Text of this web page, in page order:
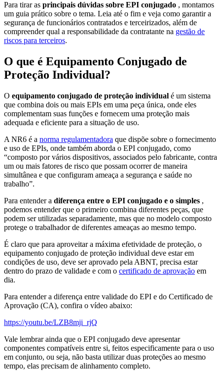
Para tirar as principais dúvidas sobre EPI conjugado , montamos
um guia prático sobre o tema. Leia até o fim e veja como garantir a
segurança de funcionários contratados e terceirizados, além de
compreender qual a responsabilidade da contratante na gestão de
riscos para terceiros.
O que é Equipamento Conjugado de
Proteção Individual?
O equipamento conjugado de proteção individual é um sistema
que combina dois ou mais EPIs em uma peça única, onde eles
complementam suas funções e fornecem uma proteção mais
adequada e eficiente para a situação de uso.
A NR6 é a norma regulamentadora que dispõe sobre o fornecimento
e uso de EPIs, onde também aborda o EPI conjugado, como
“composto por vários dispositivos, associados pelo fabricante, contra
um ou mais fatores de risco que possam ocorrer de maneira
simultânea e que configuram ameaça a segurança e saúde no
trabalho”.
Para entender a diferença entre o EPI conjugado e o simples ,
podemos entender que o primeiro combina diferentes peças, que
podem ser utilizadas separadamente, mas que no modelo composto
protege o trabalhador de diferentes ameaças ao mesmo tempo.
É claro que para aproveitar a máxima efetividade de proteção, o
equipamento conjugado de proteção individual deve estar em
condições de uso, deve ser aprovado pela ABNT, precisa estar
dentro do prazo de validade e com o certificado de aprovação em
dia.
Para entender a diferença entre validade do EPI e do Certificado de
Aprovação (CA), confira o vídeo abaixo:
https://youtu.be/LZB8mji_rjQ
Vale lembrar ainda que o EPI conjugado deve apresentar
componentes compatíveis entre si, feitos especificamente para o uso
em conjunto, ou seja, não basta utilizar duas proteções ao mesmo
tempo, elas precisam de alinhamento completo.